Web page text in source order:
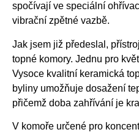
spočívají ve speciální
vibrační zpětné vazbě.
Jak jsem již předeslal,
topné komory. Jednu pro
Vysoce kvalitní keramická
byliny umožňuje dosažení
přičemž doba zahřívání je
V komoře určené pro